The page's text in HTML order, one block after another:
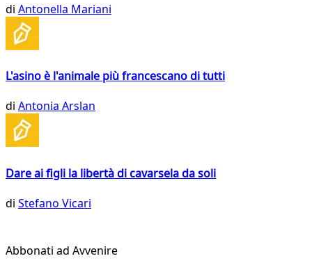
di Antonella Mariani
L'asino è l'animale più francescano di tutti
di Antonia Arslan
Dare ai figli la libertà di cavarsela da soli
di Stefano Vicari
Abbonati ad Avvenire